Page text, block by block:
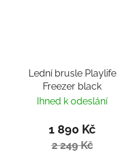
Lední brusle Playlife
Freezer black
Ihned k odeslání
1 890 Kč
2 249 Kč